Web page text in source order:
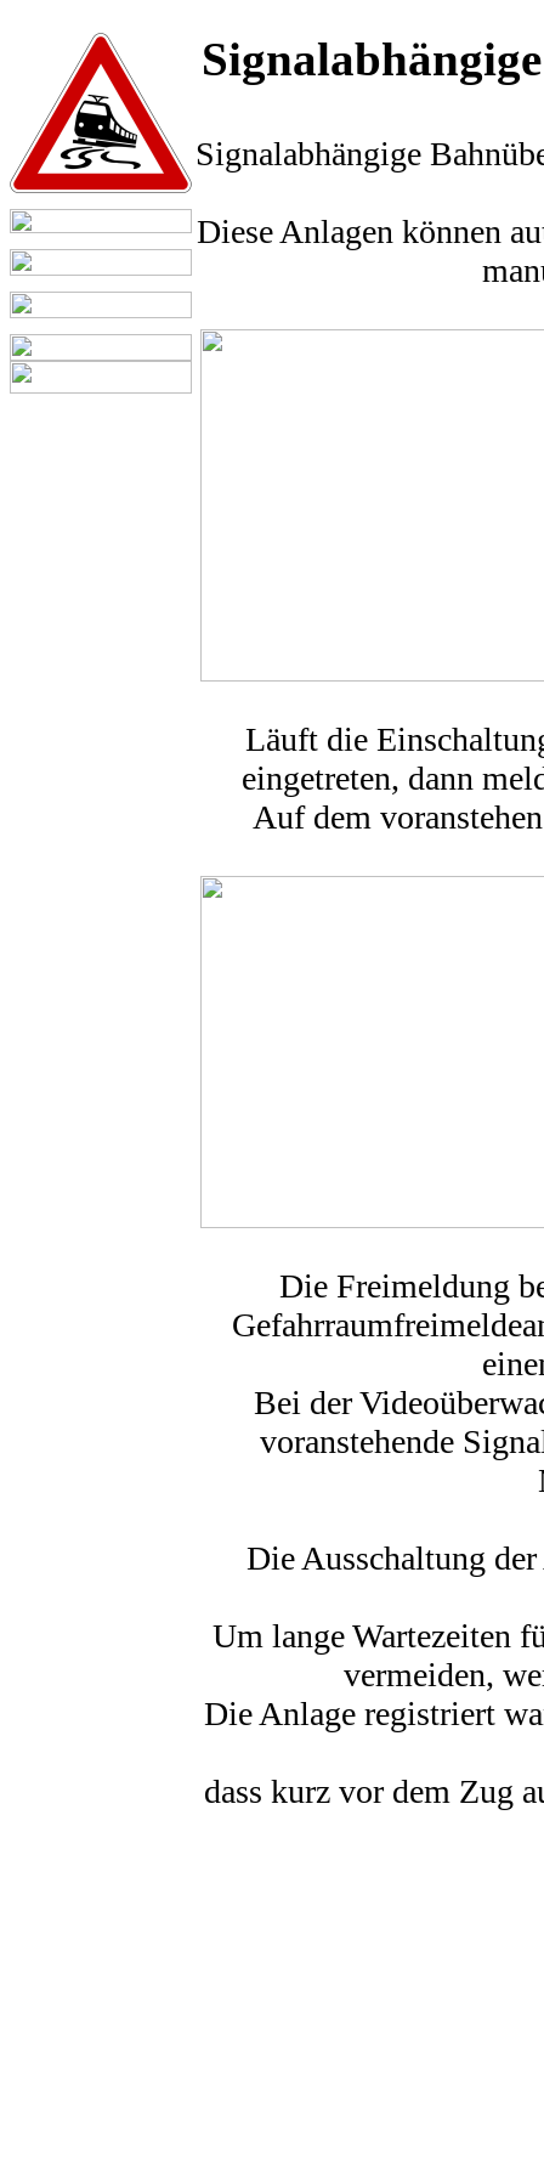
Signalabhängige
Diese Anlagen können
Läuft die
eingetreten, dann
Auf dem
Die Freimeldung
Bei der
voranstehende
Die Ausschaltung
Um lange Wartezeiten
vermeiden,
Die Anlage registriert
dass kurz vor dem Zug